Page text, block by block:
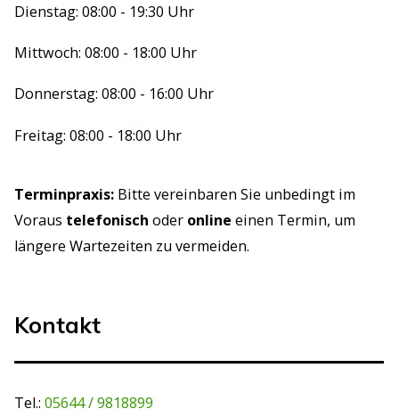
Dienstag: 08:00 - 19:30 Uhr
Mittwoch: 08:00 - 18:00 Uhr
Donnerstag: 08:00 - 16:00 Uhr
Freitag: 08:00 - 18:00 Uhr
Terminpraxis: Bitte vereinbaren Sie unbedingt im
Voraus telefonisch oder online einen Termin, um
längere Wartezeiten zu vermeiden.
Kontakt
Tel.:05644 / 9818899